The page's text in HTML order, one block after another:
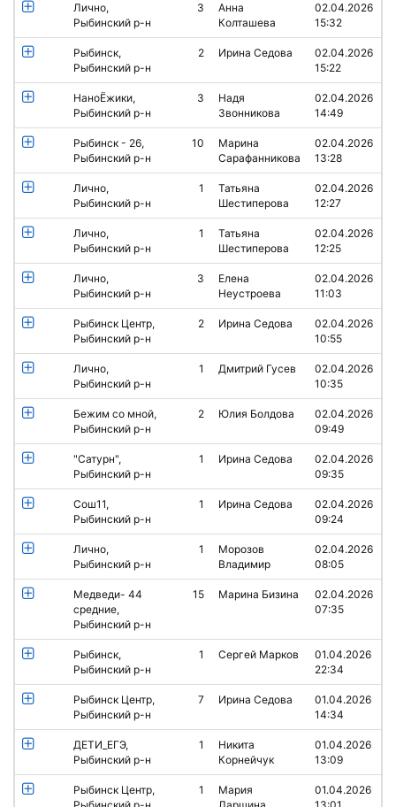
Лично,
Рыбинский р-н
3
Анна
Колташева
02.04.2026
15:32
Рыбинск,
Рыбинский р-н
2 Ирина Седова
02.04.2026
15:22
НаноЁжики,
Рыбинский р-н
3
Надя
Звонникова
02.04.2026
14:49
Рыбинск - 26,
Рыбинский р-н
10
Марина
Сарафанникова
02.04.2026
13:28
Лично,
Рыбинский р-н
1
Татьяна
Шестиперова
02.04.2026
12:27
Лично,
Рыбинский р-н
1
Татьяна
Шестиперова
02.04.2026
12:25
Лично,
Рыбинский р-н
3
Елена
Неустроева
02.04.2026
11:03
Рыбинск Центр,
Рыбинский р-н
2 Ирина Седова
02.04.2026
10:55
Лично,
Рыбинский р-н
1 Дмитрий Гусев
02.04.2026
10:35
Бежим со мной,
Рыбинский р-н
2 Юлия Болдова
02.04.2026
09:49
"Сатурн",
Рыбинский р-н
1 Ирина Седова
02.04.2026
09:35
Сош11,
Рыбинский р-н
1 Ирина Седова
02.04.2026
09:24
Лично,
Рыбинский р-н
1
Морозов
Владимир
02.04.2026
08:05
Медведи- 44
средние,
Рыбинский р-н
15 Марина Бизина
02.04.2026
07:35
Рыбинск,
Рыбинский р-н
1 Сергей Марков
01.04.2026
22:34
Рыбинск Центр,
Рыбинский р-н
7 Ирина Седова
01.04.2026
14:34
ДЕТИ_ЕГЭ,
Рыбинский р-н
1
Никита
Корнейчук
01.04.2026
13:09
Рыбинск Центр,
1
Мария
01.04.2026